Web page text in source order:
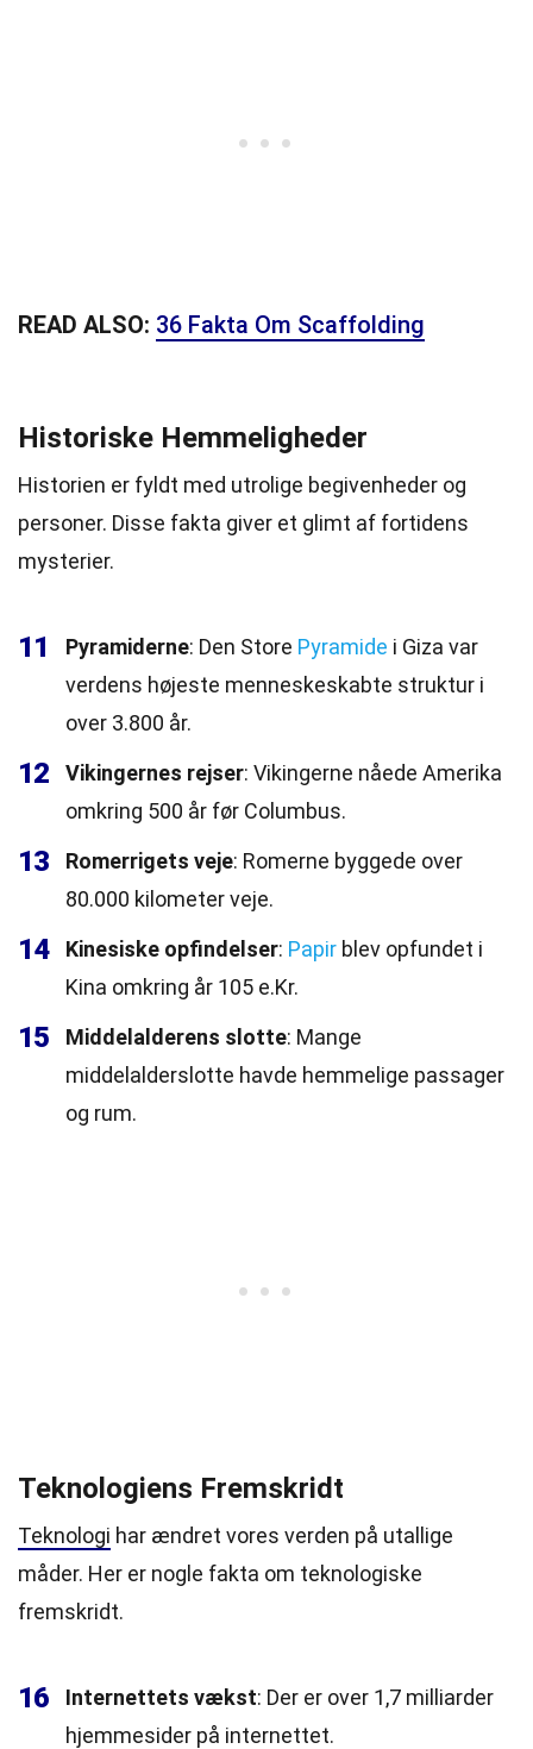
READ ALSO: 36 Fakta Om Scaffolding
Historiske Hemmeligheder
Historien er fyldt med utrolige begivenheder og
personer. Disse fakta giver et glimt af fortidens
mysterier.
11 Pyramiderne: Den Store Pyramide i Giza var
verdens højeste menneskeskabte struktur i
over 3.800 år.
12 Vikingernes rejser: Vikingerne nåede Amerika
omkring 500 år før Columbus.
13 Romerrigets veje: Romerne byggede over
80.000 kilometer veje.
14 Kinesiske opfindelser: Papir blev opfundet i
Kina omkring år 105 e.Kr.
15 Middelalderens slotte: Mange
middelalderslotte havde hemmelige passager
og rum.
Teknologiens Fremskridt
Teknologi har ændret vores verden på utallige
måder. Her er nogle fakta om teknologiske
fremskridt.
16 Internettets vækst: Der er over 1,7 milliarder
hjemmesider på internettet.